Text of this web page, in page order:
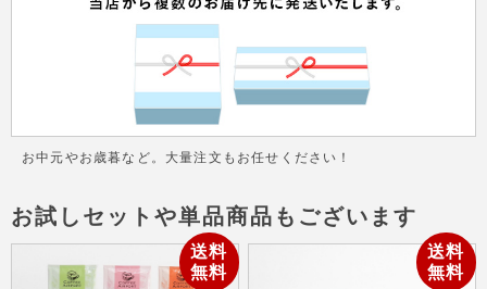
お中元やお歳暮など。大量注文もお任せください！
お試しセットや単品商品もございます
送料
無料
送料
無料